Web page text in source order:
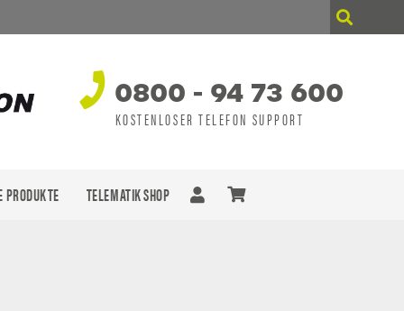
0800 - 94 73 600
KOSTENLOSER TELEFON SUPPORT
PRODUKTE TELEMATIK SHOP